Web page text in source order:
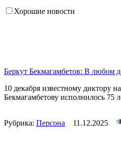
Хорошие новости
Беркут Бекмагамбетов: В любом
10 декабря известному диктору
Бекмагамбетову исполнилось 75
Рубрика: Персона 11.12.2025